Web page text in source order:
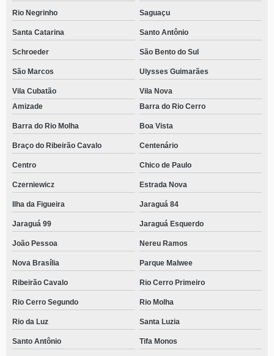
Rio Negrinho Saguaçu
Santa Catarina Santo Antônio
Schroeder São Bento do Sul
São Marcos Ulysses Guimarães
Vila Cubatão
Vila Nova
Amizade
Barra do Rio Cerro
Barra do Rio Molha Boa Vista
Braço do Ribeirão Cavalo Centenário
Centro Chico de Paulo
Czerniewicz Estrada Nova
Ilha da Figueira Jaraguá 84
Jaraguá 99 Jaraguá Esquerdo
João Pessoa Nereu Ramos
Nova Brasília Parque Malwee
Ribeirão Cavalo Rio Cerro Primeiro
Rio Cerro Segundo Rio Molha
Rio da Luz Santa Luzia
Santo Antônio Tifa Monos